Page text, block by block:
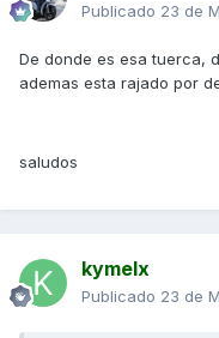
Publicado 23 de
De donde es esa tuerca,
ademas esta rajado por
saludos
kymelx
Publicado 23 de